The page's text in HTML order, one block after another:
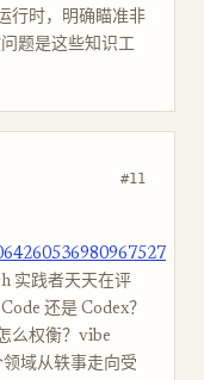
行时，明确瞄准非
题是这些知识工
#11
实践者天天在评
还是 Codex？
么权衡？vibe
域从轶事走向受